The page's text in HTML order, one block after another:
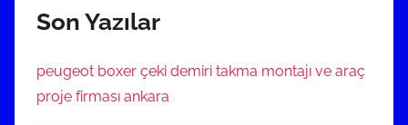
Son Yazılar
peugeot boxer çeki demiri takma montajı ve araç
proje firması ankara